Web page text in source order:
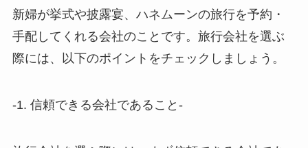
新婦が挙式や披露宴、ハネムーンの旅行を予約・
手配してくれる会社のことです。旅行会社を選ぶ
際には、以下のポイントをチェックしましょう。
-1. 信頼できる会社であること-